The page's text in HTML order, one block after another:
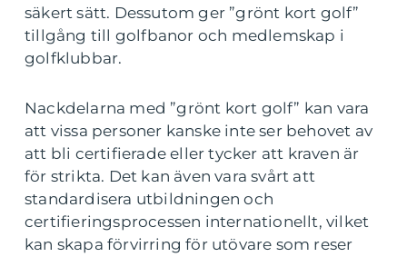
säkert sätt. Dessutom ger ”grönt kort golf”
tillgång till golfbanor och medlemskap i
golfklubbar.
Nackdelarna med ”grönt kort golf” kan vara
att vissa personer kanske inte ser behovet av
att bli certifierade eller tycker att kraven är
för strikta. Det kan även vara svårt att
standardisera utbildningen och
certifieringsprocessen internationellt, vilket
kan skapa förvirring för utövare som reser